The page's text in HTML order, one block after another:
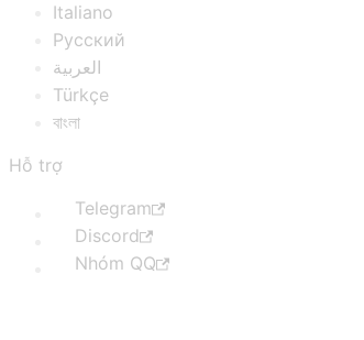
Italiano
Русский
العربية
Türkçe
বাংলা
Hỗ trợ
Telegram
Discord
Nhóm QQ